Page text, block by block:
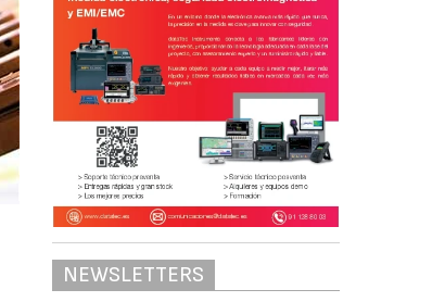
NEWSLETTERS